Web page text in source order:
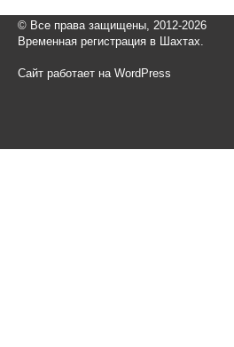
© Все права защищены, 2012-2026
Временная регистрация в Шахтах.
Сайт работает на WordPress